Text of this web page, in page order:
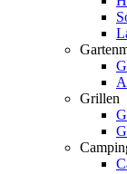
Grillen